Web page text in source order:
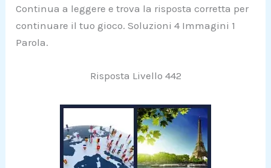
Continua a leggere e trova la risposta corretta per
continuare il tuo gioco. Soluzioni 4 Immagini 1
Parola.
Risposta Livello 442